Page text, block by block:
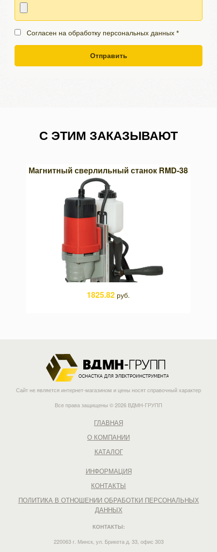
Согласен на обработку персональных данных *
Отправить
С ЭТИМ ЗАКАЗЫВАЮТ
Магнитный сверлильный станок RMD-38
1825.82 руб.
Сайт не является интернет-магазином и цены носят справочный характер
Все права защищены © 2026 ВДМН-ГРУПП
ГЛАВНАЯ
О КОМПАНИИ
КАТАЛОГ
ИНФОРМАЦИЯ
КОНТАКТЫ
ПОЛИТИКА В ОТНОШЕНИИ ОБРАБОТКИ ПЕРСОНАЛЬНЫХ
ДАННЫХ
КОНТАКТЫ:
220063 г. Минск, ул. Брикета д. 33, офис 303